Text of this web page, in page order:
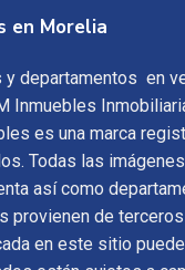
en Morelia
departamentos en
Inmuebles
es una marca
Todas las
así como
provienen de
en este sitio